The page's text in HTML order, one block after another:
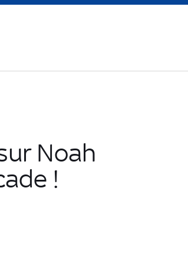
Noah
!